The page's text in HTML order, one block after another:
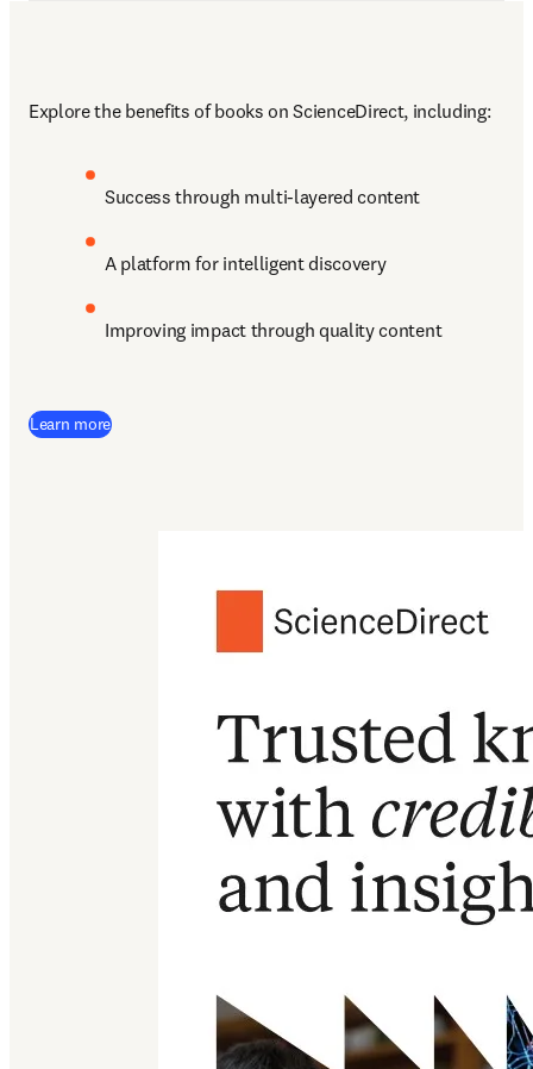
Explore the benefits of books on ScienceDirect, including:
Success through multi-layered content
A platform for intelligent discovery
Improving impact through quality content
Learn more